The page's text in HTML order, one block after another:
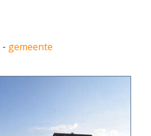
- gemeente